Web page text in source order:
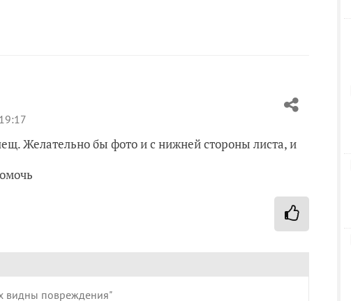
Желательно бы фото и с нижней стороны листа, и